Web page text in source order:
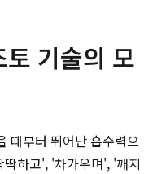
기술의 모
때부터 뛰어난 흡수력으
하고', '차가우며', '깨지